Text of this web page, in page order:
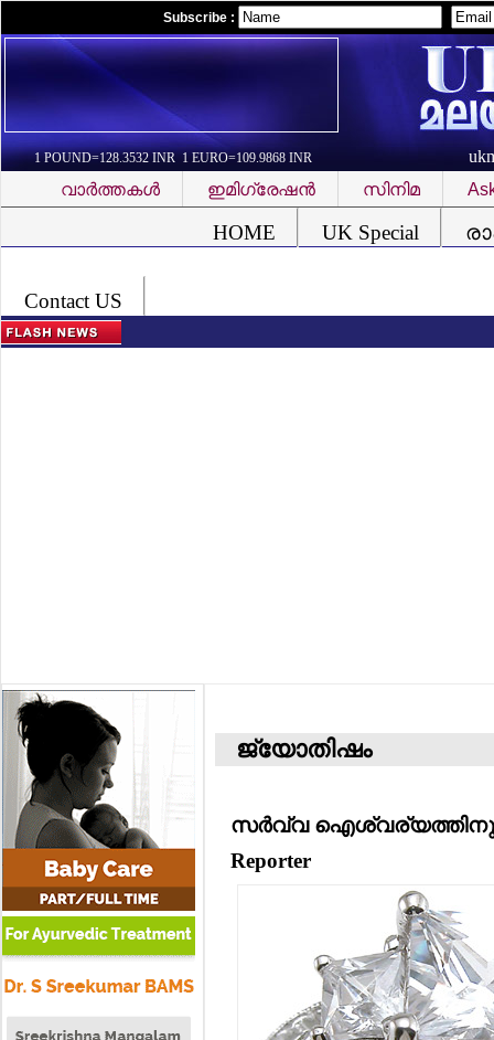
Subscribe :
1 POUND=128.3532 INR 1 EURO=109.9868 INR
വാര്‍ത്തകള്‍
ഇമിഗ്രേഷന്‍ സിനിമ
HOME UK Special
Contact US
ജ്യോതിഷം
സര്‍വ്വ
Reporter